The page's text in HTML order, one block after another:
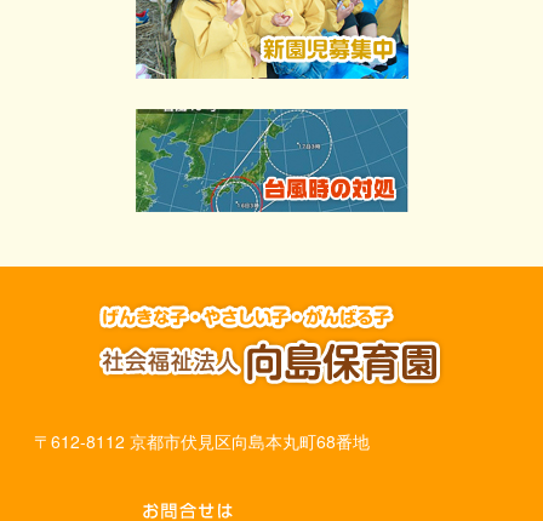
〒612-8112 京都市伏見区向島本丸町68番地